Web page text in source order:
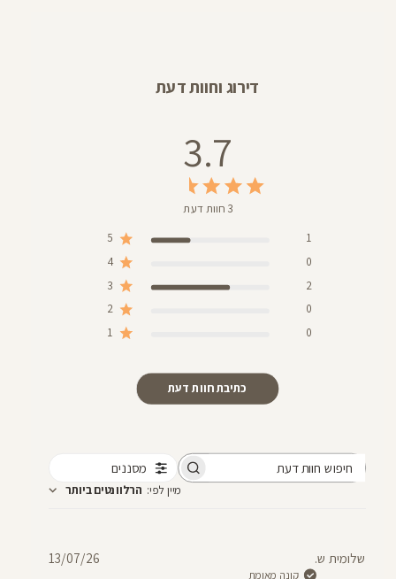
דירוג וחוות דעת
3.7
3 חוות דעת
5
1
4
0
3
2
2 0
1 0
כתיבת חוות דעת
מסננים
מיין לפי: הרלוונטים ביותר
שלומית ש.
קונה מאומת
תאריך13/07/26